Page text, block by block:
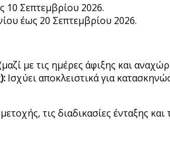
10 Σεπτεμβρίου 2026.
έως 20 Σεπτεμβρίου 2026.
με τις ημέρες άφιξης και
Ισχύει αποκλειστικά για
τις διαδικασίες ένταξης